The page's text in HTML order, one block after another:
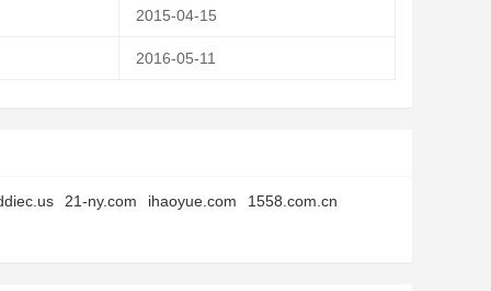
2015-04-15
2016-05-11
21-ny.com ihaoyue.com 1558.com.cn